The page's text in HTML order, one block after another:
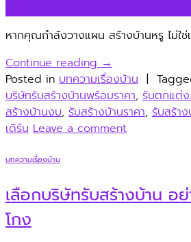
หากคุณกำลังวางแผน สร้างบ้านหรู ไม่ใ
Continue reading→
Posted in บทความเรื่องบ้าน |
บริษัทรับสร้างบ้านพร้อมราคา, รับตกแต่ง
สร้างบ้านงบ, รับสร้างบ้านราคา, รับสร้า
เดิร์น Leave a comment
บทความเรื่องบ้าน
เลือกบริษัทรับสร้างบ้าน อย่
โกง